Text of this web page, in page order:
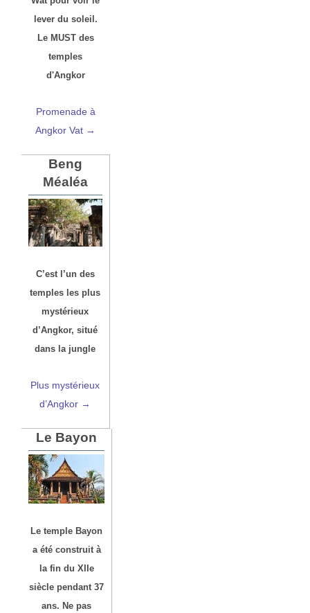
lever du soleil.
Le MUST des
temples
d'Angkor
Promenade à
Angkor Vat →
Beng
Méaléa
C’est l’un des
temples les plus
mystérieux
d’Angkor, situé
dans la jungle
Plus mystérieux
d’Angkor →
Le Bayon
Le temple Bayon
a été construit à
la fin du XIIe
siècle pendant 37
ans. Ne pas